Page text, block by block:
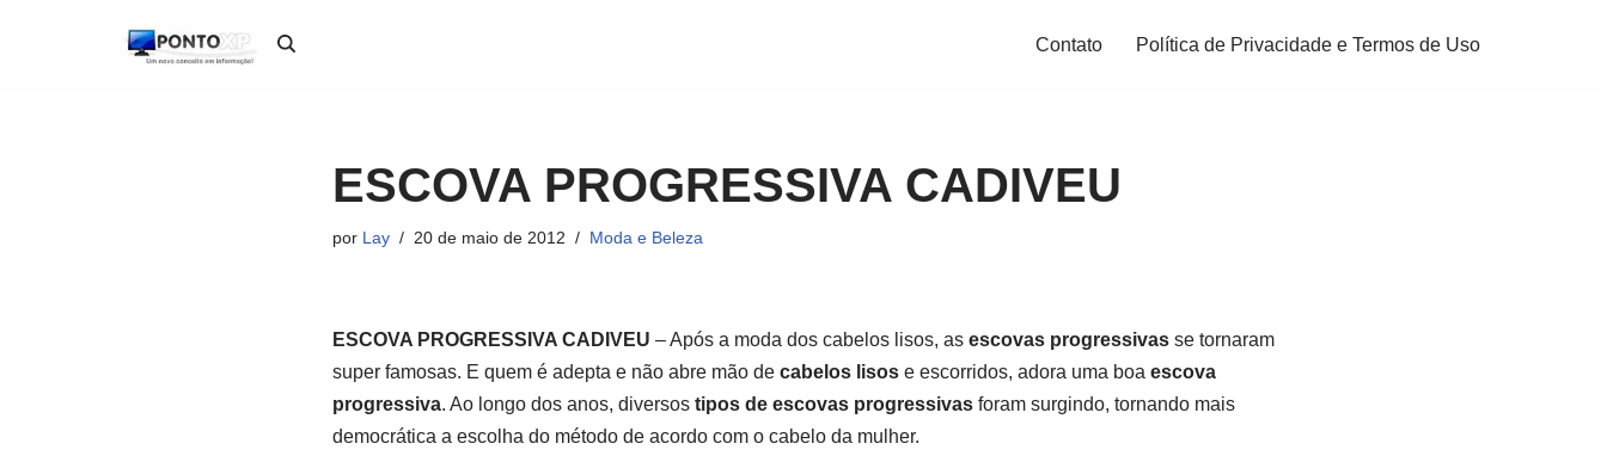
Contato Política de Privacidade e Termos de Uso
ESCOVA PROGRESSIVA CADIVEU
por Lay 20 de maio de 2012 Moda e Beleza
ESCOVA PROGRESSIVA CADIVEU – Após a moda dos cabelos lisos, as escovas progressivasse tornaram
super famosas. E quem é adepta e não abre mão de cabelos lisose escorridos, adora uma boa escova
progressiva. Ao longo dos anos, diversos tipos de escovas progressivasforam surgindo, tornando mais
democrática a escolha do método de acordo com o cabelo da mulher.